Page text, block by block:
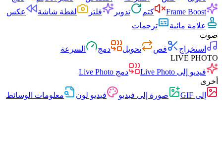
Frame Boost
كتم تدوير فلتر لقطة شاشة
عكس
علامة مائية
ترجمات
صوت
استخراج
قص تحويل دمج
السرعة
LIVE PHOTO
فيديو إلى Live Photo
دمج Live Photo
أخرى
إلى GIF
صورة إلى فيديو فيديو لون
معلومات الوسائط